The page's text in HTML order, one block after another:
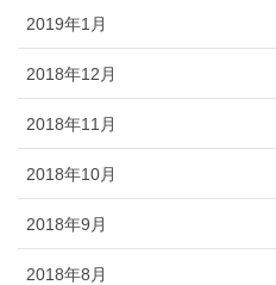
2019年1月
2018年12月
2018年11月
2018年10月
2018年9月
2018年8月